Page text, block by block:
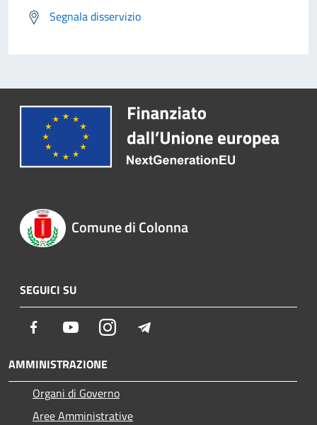
Segnala disservizio
Comune di Colonna
SEGUICI SU
Facebook YoutubeInstagram
AMMINISTRAZIONE
Organi di Governo
Aree Amministrative